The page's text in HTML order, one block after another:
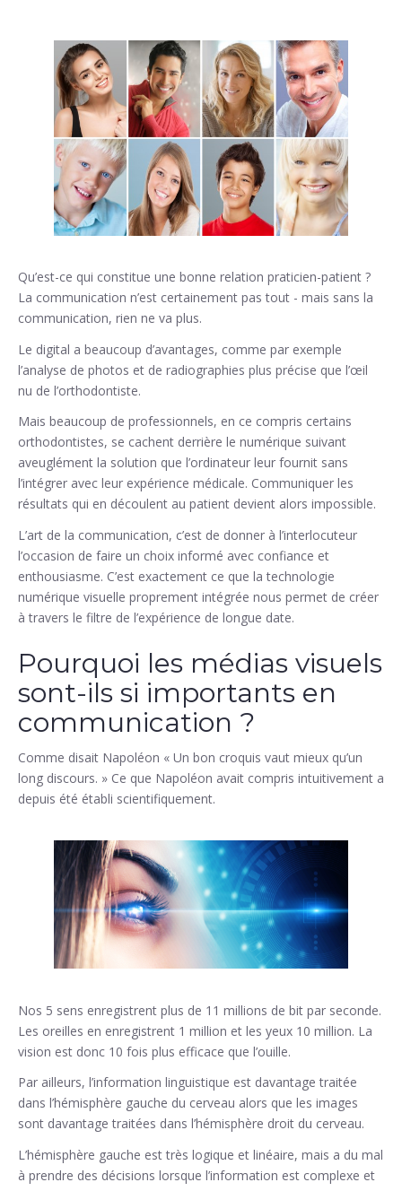
Qu’est-ce qui constitue une bonne relation praticien-patient ?
La communication n’est certainement pas tout - mais sans la
communication, rien ne va plus.
Le digital a beaucoup d’avantages, comme par exemple
l’analyse de photos et de radiographies plus précise que l’œil
nu de l’orthodontiste.
Mais beaucoup de professionnels, en ce compris certains
orthodontistes, se cachent derrière le numérique suivant
aveuglément la solution que l’ordinateur leur fournit sans
l’intégrer avec leur expérience médicale. Communiquer les
résultats qui en découlent au patient devient alors impossible.
L’art de la communication, c’est de donner à l’interlocuteur
l’occasion de faire un choix informé avec confiance et
enthousiasme. C’est exactement ce que la technologie
numérique visuelle proprement intégrée nous permet de créer
à travers le filtre de l’expérience de longue date.
Pourquoi les médias visuels
sont-ils si importants en
communication ?
Comme disait Napoléon « Un bon croquis vaut mieux qu’un
long discours. » Ce que Napoléon avait compris intuitivement a
depuis été établi scientifiquement.
Nos 5 sens enregistrent plus de 11 millions de bit par seconde.
Les oreilles en enregistrent 1 million et les yeux 10 million. La
vision est donc 10 fois plus efficace que l’ouille.
Par ailleurs, l’information linguistique est davantage traitée
dans l’hémisphère gauche du cerveau alors que les images
sont davantage traitées dans l’hémisphère droit du cerveau.
L’hémisphère gauche est très logique et linéaire, mais a du mal
à prendre des décisions lorsque l’information est complexe et